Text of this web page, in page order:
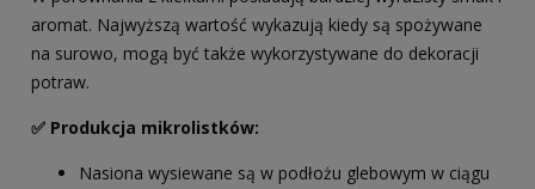
aromat. Najwyższą wartość wykazują kiedy są spożywane
na surowo, mogą być także wykorzystywane do dekoracji
potraw.
✅ Produkcja mikrolistków:
Nasiona wysiewane są w podłożu glebowym w ciągu